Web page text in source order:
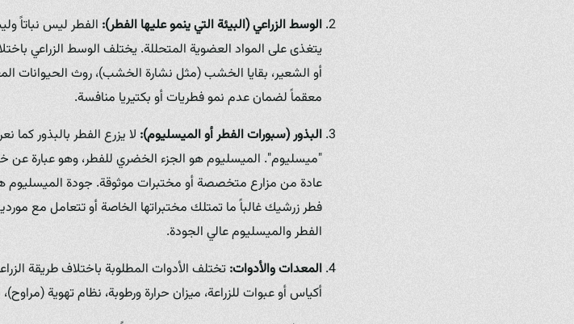
الوسط الزراعي (البيئة التي ينمو عليها الفطر): الفطر ليس نباتاً
يتغذى على المواد العضوية المتحللة. يختلف الوسط الزراعي
أو الشعير، بقايا الخشب (مثل نشارة الخشب)، روث الحيوانات
معقماً لضمان عدم نمو فطريات أو بكتيريا منافسة.
البذور (سبورات الفطر أو الميسليوم): لا يزرع الفطر بالبذور كما
"ميسليوم". الميسليوم هو الجزء الخضري للفطر، وهو عبارة عن
عادة من مزارع متخصصة أو مختبرات موثوقة. جودة الميسليوم
فطر زرشيك غالباً ما تمتلك مختبراتها الخاصة أو تتعامل مع
الفطر والميسليوم عالي الجودة.
المعدات والأدوات: تختلف الأدوات المطلوبة باختلاف طريقة
أكياس أو عبوات للزراعة، ميزان حرارة ورطوبة، نظام تهوية